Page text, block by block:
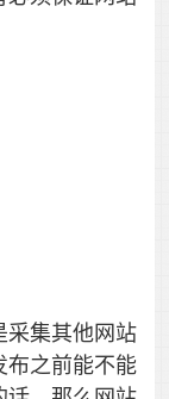
采集其他网站
布之前能不能